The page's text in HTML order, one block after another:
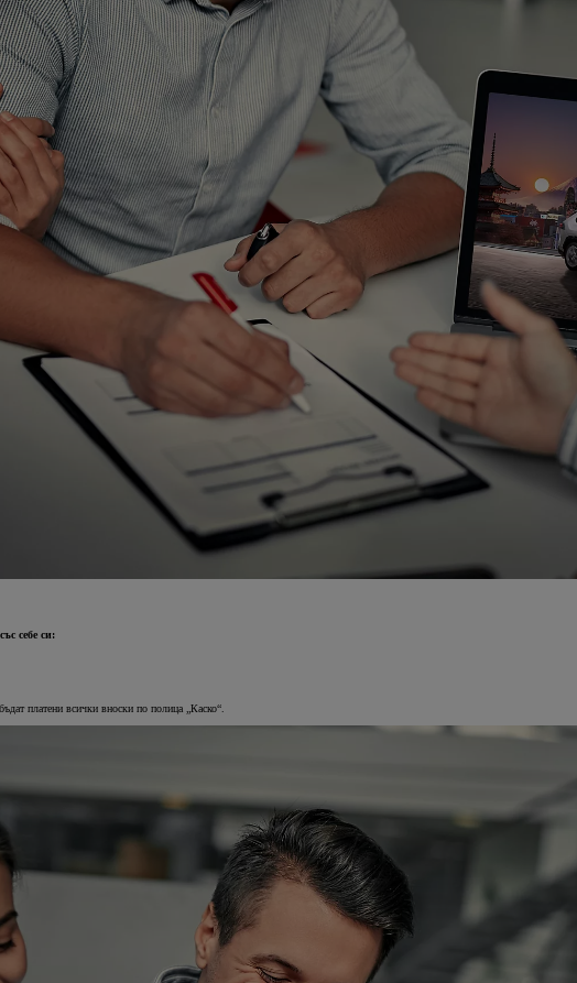
себе си:
платени всички вноски по полица „Каско“.